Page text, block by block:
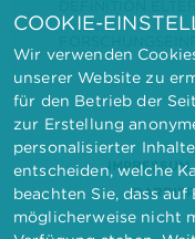
IMPRESSUM
COOKIE-
Wir verwenden
unserer Website zu
für den Betrieb der
zur Erstellung
personalisierter
entscheiden, welche
beachten Sie, dass
möglicherweise nicht